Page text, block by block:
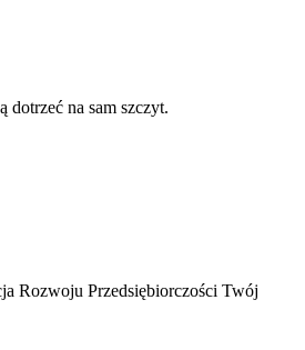
dotrzeć na sam szczyt.
Rozwoju Przedsiębiorczości Twój